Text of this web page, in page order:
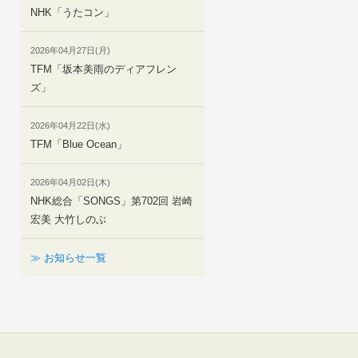
NHK「うたコン」
2026年04月27日(月)
TFM「坂本美雨のディアフレン
ズ」
2026年04月22日(水)
TFM「Blue Ocean」
2026年04月02日(木)
NHK総合「SONGS」第702回 岩崎
宏美 大竹しのぶ
≫ お知らせ一覧